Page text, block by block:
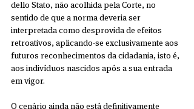
dello Stato, não acolhida pela Corte, no
sentido de que a norma deveria ser
interpretada como desprovida de efeitos
retroativos, aplicando-se exclusivamente aos
futuros reconhecimentos da cidadania, isto é,
aos indivíduos nascidos após a sua entrada
em vigor.
O cenário ainda não está definitivamente